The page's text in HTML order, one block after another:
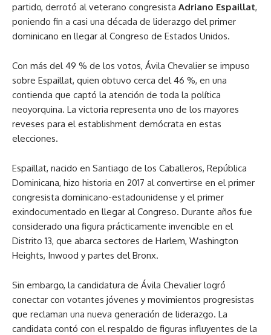
partido, derrotó al veterano congresista Adriano Espaillat,
poniendo fin a casi una década de liderazgo del primer
dominicano en llegar al Congreso de Estados Unidos.
Con más del 49 % de los votos, Ávila Chevalier se impuso
sobre Espaillat, quien obtuvo cerca del 46 %, en una
contienda que captó la atención de toda la política
neoyorquina. La victoria representa uno de los mayores
reveses para el establishment demócrata en estas
elecciones.
Espaillat, nacido en Santiago de los Caballeros, República
Dominicana, hizo historia en 2017 al convertirse en el primer
congresista dominicano-estadounidense y el primer
exindocumentado en llegar al Congreso. Durante años fue
considerado una figura prácticamente invencible en el
Distrito 13, que abarca sectores de Harlem, Washington
Heights, Inwood y partes del Bronx.
Sin embargo, la candidatura de Ávila Chevalier logró
conectar con votantes jóvenes y movimientos progresistas
que reclaman una nueva generación de liderazgo. La
candidata contó con el respaldo de figuras influyentes de la